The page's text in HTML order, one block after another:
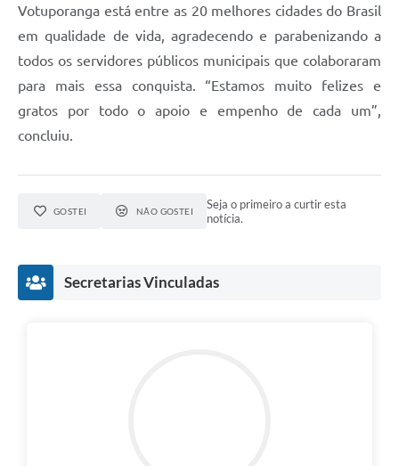
Votuporanga está entre as 20 melhores cidades do Brasil
em qualidade de vida, agradecendo e parabenizando a
todos os servidores públicos municipais que colaboraram
para mais essa conquista. “Estamos muito felizes e
gratos por todo o apoio e empenho de cada um”,
concluiu.
GOSTEI NÃO GOSTEI
Seja o primeiro a curtir esta
notícia.
Secretarias Vinculadas